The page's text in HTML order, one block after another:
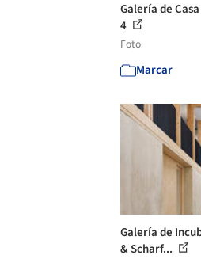
Galería de
4
Foto
Marcar
Galería de
& Scharf...